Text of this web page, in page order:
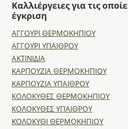
Καλλιέργειες για τις
έγκριση
ΑΓΓΟΥΡΙ ΘΕΡΜΟΚΗΠΙΟΥ
ΑΓΓΟΥΡΙ ΥΠΑΙΘΡΟΥ
ΑΚΤΙΝΙΔΙΑ
ΚΑΡΠΟΥΖΙΑ ΘΕΡΜΟΚΗΠΙΟΥ
ΚΑΡΠΟΥΖΙΑ ΥΠΑΙΘΡΟΥ
ΚΟΛΟΚΥΘΕΣ ΘΕΡΜΟΚΗΠΙΟΥ
ΚΟΛΟΚΥΘΕΣ ΥΠΑΙΘΡΟΥ
ΚΟΛΟΚΥΘΙ ΘΕΡΜΟΚΗΠΙΟΥ